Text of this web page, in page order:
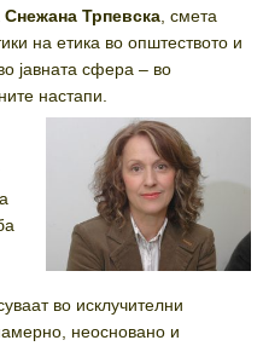
Снежана Трпевска , смета
на етика во општеството и
јавната сфера – во
настапи.
во исклучителни
неосновано и